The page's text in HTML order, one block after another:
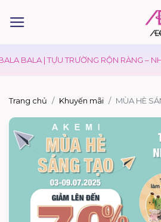
BALA | TỰU TRƯỜNG RỘN RÀNG –
Trang chủ Khuyến mãi MÙA HÈ